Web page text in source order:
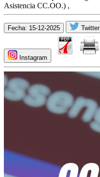
Asistencia CC.OO.) ,
Fecha: 15-12-2025 Twitter
Instagram